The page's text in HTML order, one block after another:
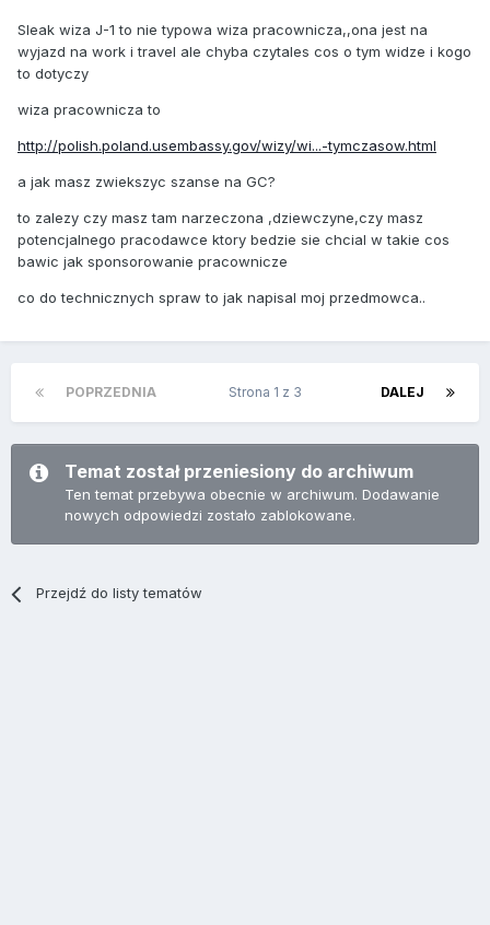
Sleak wiza J-1 to nie typowa wiza pracownicza,,ona jest na
wyjazd na work i travel ale chyba czytales cos o tym widze i kogo
to dotyczy
wiza pracownicza to
http://polish.poland.usembassy.gov/wizy/wi...-tymczasow.html
a jak masz zwiekszyc szanse na GC?
to zalezy czy masz tam narzeczona ,dziewczyne,czy masz
potencjalnego pracodawce ktory bedzie sie chcial w takie cos
bawic jak sponsorowanie pracownicze
co do technicznych spraw to jak napisal moj przedmowca..
POPRZEDNIA DALEJ
Strona 1 z 3
Temat został przeniesiony do archiwum
Ten temat przebywa obecnie w archiwum. Dodawanie
nowych odpowiedzi zostało zablokowane.
Przejdź do listy tematów